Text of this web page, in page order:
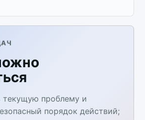
текущую проблему и
порядок действий;